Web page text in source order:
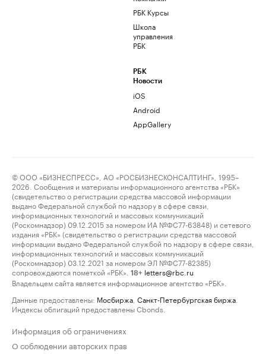
РБК Курсы
Школа
управления
РБК
РБК
Новости
iOS
Android
AppGallery
© ООО «БИЗНЕСПРЕСС», АО «РОСБИЗНЕСКОНСАЛТИНГ», 1995–
2026. Сообщения и материалы информационного агентства «РБК»
(свидетельство о регистрации средства массовой информации
выдано Федеральной службой по надзору в сфере связи,
информационных технологий и массовых коммуникаций
(Роскомнадзор) 09.12.2015 за номером ИА №ФС77-63848) и сетевого
издания «РБК» (свидетельство о регистрации средства массовой
информации выдано Федеральной службой по надзору в сфере связи,
информационных технологий и массовых коммуникаций
(Роскомнадзор) 03.12.2021 за номером ЭЛ №ФС77-82385)
сопровождаются пометкой «РБК».
18+ letters@rbc.ru
Владельцем сайта является информационное агентство «РБК».
Данные предоставлены: Мосбиржа Санкт-Петербургская биржа
Индексы облигаций предоставлены Cbonds.
Информация об ограничениях
О соблюдении авторских прав